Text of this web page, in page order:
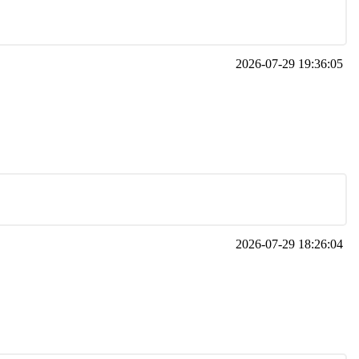
2026-07-29 19:36:05
2026-07-29 18:26:04